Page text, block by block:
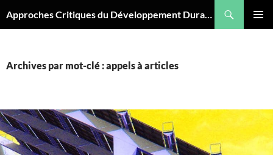
au
Approches Critiques du Développement Durable
Archives par mot-clé : appels à articles